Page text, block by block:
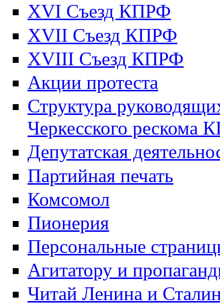
XVI Съезд КПРФ
XVII Cъезд КПРФ
XVIII Cъезд КПРФ
Акции протеста
Структура
Черкесского рескома
Депутатская
Партийная печать
Комсомол
Пионерия
Персональные
Агитатору и
Читай Ленина и